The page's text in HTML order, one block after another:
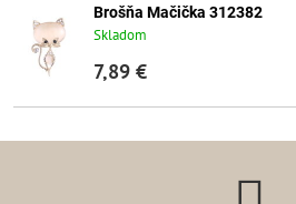
Brošňa Mačička 312382
Skladom
7,89 €